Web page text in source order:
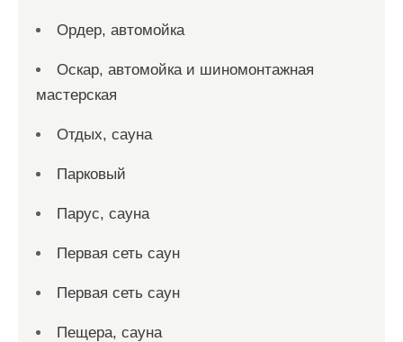
Ордер, автомойка
Оскар, автомойка и шиномонтажная
мастерская
Отдых, сауна
Парковый
Парус, сауна
Первая сеть саун
Первая сеть саун
Пещера, сауна